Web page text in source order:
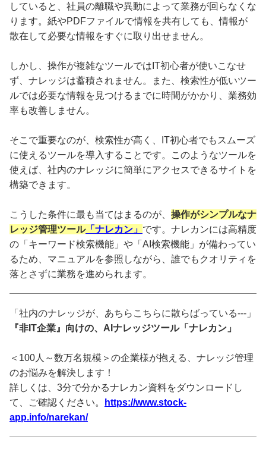
していると、社員の離職や異動によって業務が回らなくな
ります。紙やPDFファイルで情報を共有しても、情報が
散在して必要な情報をすぐに取り出せません。
しかし、操作が複雑なツールではIT初心者が使いこなせ
ず、ナレッジは蓄積されません。また、検索性が低いツー
ルでは必要な情報を見つけるまでに時間がかかり、業務効
率も改善しません。
そこで重要なのが、検索性が高く、IT初心者でもスムーズ
に使えるツールを導入することです。このようなツールを
使えば、社内のナレッジに簡単にアクセスできるサイトを
構築できます。
こうした条件に最も当てはまるのが、 操作がシンプルなナ
レッジ管理ツール「ナレカン」 です。ナレカンには高精度
の「キーワード検索機能」や「AI検索機能」が備わってい
るため、マニュアルを参照しながら、誰でもクオリティを
落とさずに業務を進められます。
「社内のナレッジが、あちらこちらに散らばっている---」
『非IT企業』向けの、AIナレッジツール「ナレカン」
＜100人～数万名規模＞の企業様が抱える、ナレッジ管理
のお悩みを解決します！
詳しくは、3分で分かるナレカン資料をダウンロードし
て、ご確認ください。
https://www.stock-
app.info/narekan/